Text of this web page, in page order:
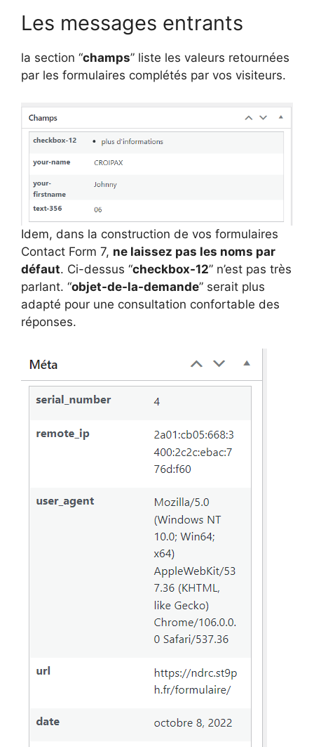
Les messages entrants
la section “champs” liste les valeurs retournées
par les formulaires complétés par vos visiteurs.
Idem, dans la construction de vos formulaires
Contact Form 7, ne laissez pas les noms par
défaut. Ci-dessus “checkbox-12” n’est pas très
parlant. “objet-de-la-demande” serait plus
adapté pour une consultation confortable des
réponses.